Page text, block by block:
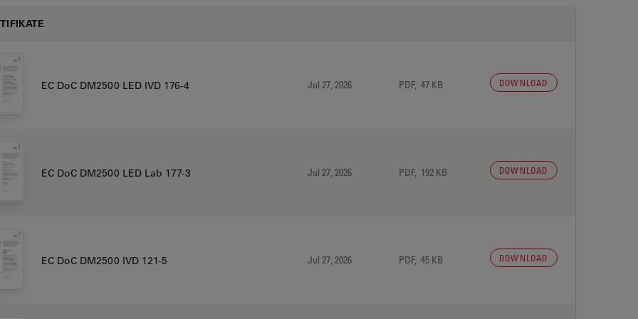
EC DoC DM2500 LED IVD 176-4 Jul 27, 2026 PDF, 47 KB DOWNLOAD
EC DoC DM2500 LED Lab 177-3 Jul 27, 2026 PDF, 192 KB DOWNLOAD
EC DoC DM2500 IVD 121-5 Jul 27, 2026 PDF, 45 KB DOWNLOAD